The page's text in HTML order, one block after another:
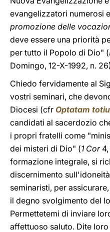
evangelizzatori numerosi
promozione delle
deve essere una priorità
per tutto il Popolo di Dio" (
Domingo, 12-X-1992, n.
Chiedo fervidamente al
vostri seminari, che
Diocesi (cfr Optatam
candidati al sacerdozio
i propri fratelli come
dei misteri di Dio" (1 Cor4,
formazione integrale, si
discernimento
seminaristi, per
il degno svolgimento del
Permettetemi di inviare
affettuoso saluto. Dite